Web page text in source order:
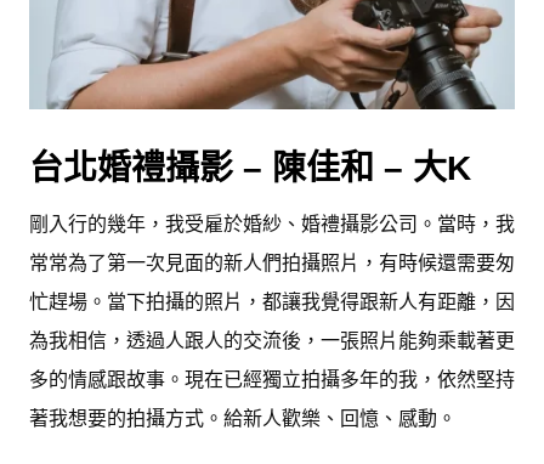
台北婚禮攝影– 陳佳和 – 大K
剛入行的幾年，我受雇於婚紗、婚禮攝影公司。當時，我
常常為了第一次見面的新人們拍攝照片，有時候還需要匆
忙趕場。當下拍攝的照片，都讓我覺得跟新人有距離，因
為我相信，透過人跟人的交流後，一張照片能夠乘載著更
多的情感跟故事。現在已經獨立拍攝多年的我，依然堅持
著我想要的拍攝方式。給新人歡樂、回憶、感動。